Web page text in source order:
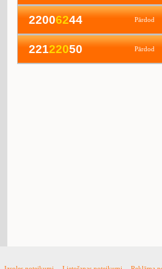
22006244 Pārdod
22122050 Pārdod